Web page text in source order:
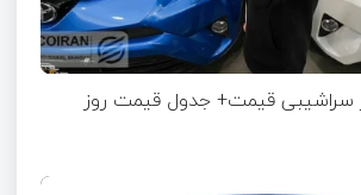
سراشیبی قیمت+ جدول قیمت روز